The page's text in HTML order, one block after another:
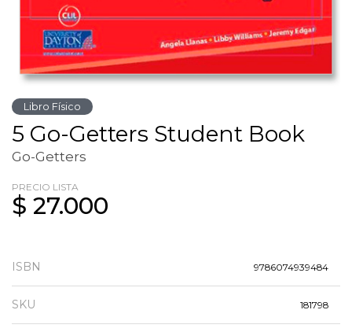
Libro Físico
5 Go-Getters Student Book
Go-Getters
PRECIO LISTA
$ 27.000
ISBN 9786074939484
SKU 181798